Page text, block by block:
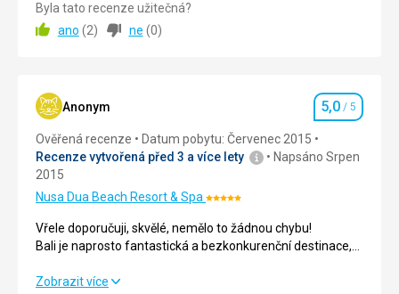
Strava
Služby 5,0/ 5
Cena 5,0/ 5
Voda čistá a párty taky ????
Strava
Restaurace a obsluha super
Byla tato recenze užitečná?
ano (2) ne (0)
Anonym Hodnocení
5,0 / 5
Ověřená recenze
Datum pobytu: Červenec 2015
Recenze vytvořená před 3 a více lety
Napsáno Srpen
2015
Nusa Dua Beach Resort & SpaHodnocení:
5/5
Vřele doporučuji, skvělé, nemělo to žádnou chybu!
Bali je naprosto fantastická a bezkonkurenční destinace,
Vřele doporučuji, skvělé, nemělo to žádnou chybu!
Zobrazit více